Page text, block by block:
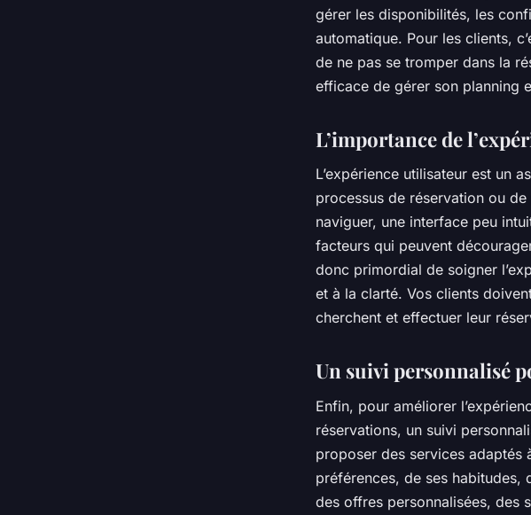
gérer les disponibilités, les
automatique. Pour les clients,
de ne pas se tromper dans la
efficace de gérer son planning
L’importance de
L’expérience utilisateur est un
processus de réservation ou
naviguer, une interface peu
facteurs qui peuvent
donc primordial de soigner
et à la clarté. Vos clients
cherchent et effectuer leur
Un suivi personnalisé
Enfin, pour améliorer
réservations, un suivi
proposer des services adaptés
préférences, de ses habitudes,
des offres personnalisées, des